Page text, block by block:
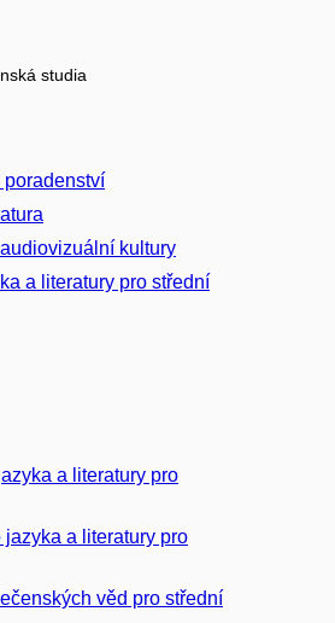
studia
kultury
a literatury pro střední
a literatury pro
a literatury pro
věd pro střední